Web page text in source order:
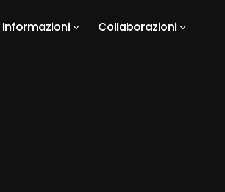
Informazioni
Collaborazioni